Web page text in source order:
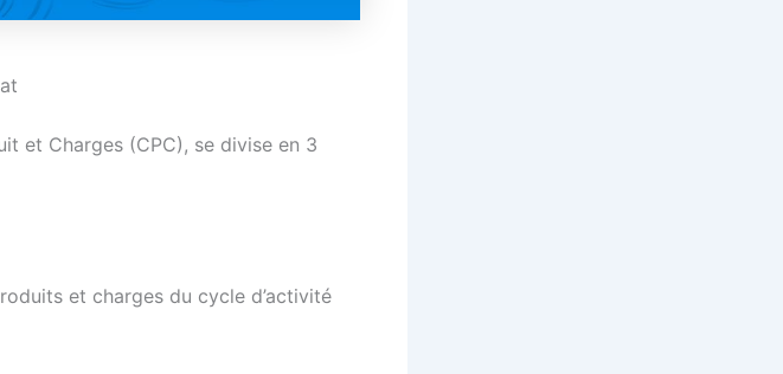
et Charges (CPC), se divise en 3
et charges du cycle d’activité